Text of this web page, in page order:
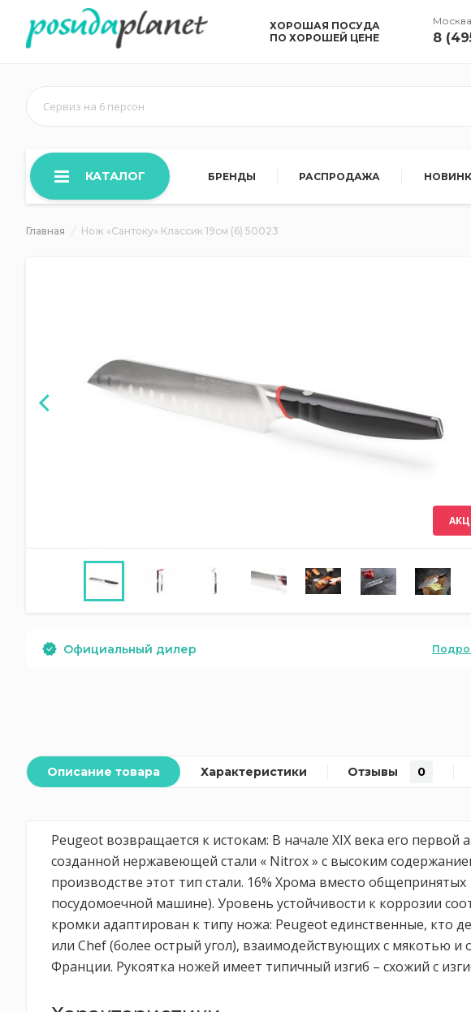
ХОРОШАЯ ПОСУДА
ПО ХОРОШЕЙ ЦЕНЕ
8
Сервиз на 6 персон
КАТАЛОГ БРЕНДЫ РАСПРОДАЖА
Главная Нож «Сантоку» Классик 19см (6) 50023
Официальный дилер
Описание товара Характеристики Отзывы 0
Peugeot возвращается к истокам: В начале XIX века его
созданной нержавеющей стали « Nitrox » с высоким
производстве этот тип стали. 16% Хрома вместо
посудомоечной машине). Уровень устойчивости к коррозии
кромки адаптирован к типу ножа: Peugeot единственные, кто
или Chef (более острый угол), взаимодействующих с мякотью
Франции. Рукоятка ножей имеет типичный изгиб – схожий с